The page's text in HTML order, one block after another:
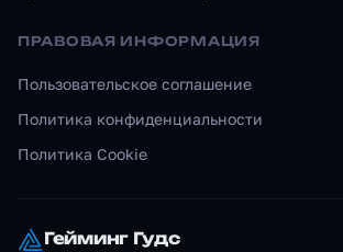
ПРАВОВАЯ ИНФОРМАЦИЯ
Пользовательское соглашение
Политика конфиденциальности
Политика Cookie
Гейминг Гудс